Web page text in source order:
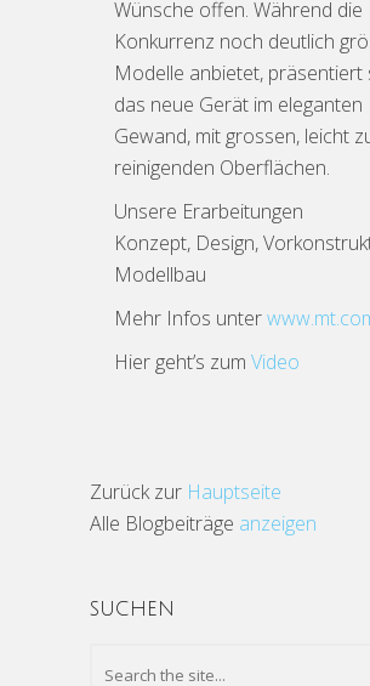
Wünsche offen. Während die
Konkurrenz noch deutlich
Modelle anbietet, präsentiert
das neue Gerät im eleganten
Gewand, mit grossen, leicht
reinigenden Oberflächen.
Unsere Erarbeitungen
Konzept, Design,
Modellbau
Mehr Infos unter
Hier geht’s zum Video
Zurück zur Hauptseite
Alle Blogbeiträge anzeigen
SUCHEN